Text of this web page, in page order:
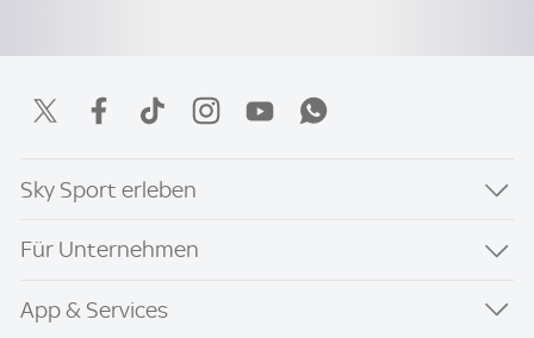
Sky Sport erleben
Für Unternehmen
App & Services